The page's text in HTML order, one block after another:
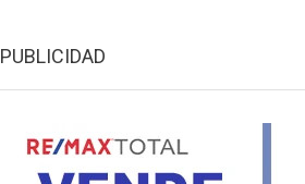
PUBLICIDAD